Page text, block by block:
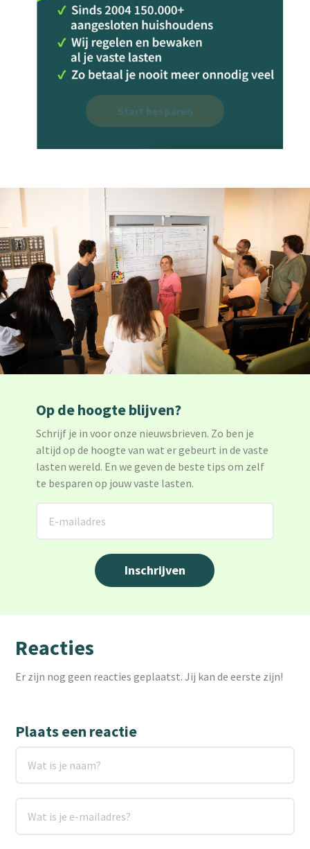
Start besparen
Op de hoogte blijven?
Schrijf je in voor onze nieuwsbrieven. Zo ben je
altijd op de hoogte van wat er gebeurt in de vaste
lasten wereld. En we geven de beste tips om zelf
te besparen op jouw vaste lasten.
Reacties
Er zijn nog geen reacties geplaatst. Jij kan de eerste zijn!
Plaats een reactie